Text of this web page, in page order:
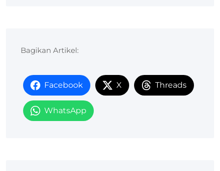
Bagikan Artikel:
Facebook X Threads
WhatsApp